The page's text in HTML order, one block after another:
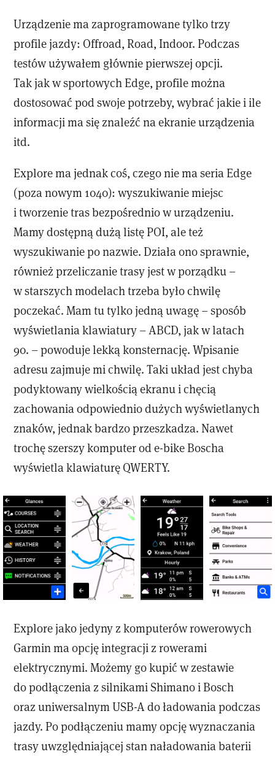
Urządzenie ma zaprogramowane tylko trzy
profile jazdy: Offroad, Road, Indoor. Podczas
testów używałem głównie pierwszej opcji.
Tak jak w sportowych Edge, profile można
dostosować pod swoje potrzeby, wybrać jakie i ile
informacji ma się znaleźć na ekranie urządzenia
itd.
Explore ma jednak coś, czego nie ma seria Edge
(poza nowym 1040): wyszukiwanie miejsc
i tworzenie tras bezpośrednio w urządzeniu.
Mamy dostępną dużą listę POI, ale też
wyszukiwanie po nazwie. Działa ono sprawnie,
również przeliczanie trasy jest w porządku –
w starszych modelach trzeba było chwilę
poczekać. Mam tu tylko jedną uwagę – sposób
wyświetlania klawiatury – ABCD, jak w latach
90. – powoduje lekką konsternację. Wpisanie
adresu zajmuje mi chwilę. Taki układ jest chyba
podyktowany wielkością ekranu i chęcią
zachowania odpowiednio dużych wyświetlanych
znaków, jednak bardzo przeszkadza. Nawet
trochę szerszy komputer od e-bike Boscha
wyświetla klawiaturę QWERTY.
Explore jako jedyny z komputerów rowerowych
Garmin ma opcję integracji z rowerami
elektrycznymi. Możemy go kupić w zestawie
do podłączenia z silnikami Shimano i Bosch
oraz uniwersalnym USB-A do ładowania podczas
jazdy. Po podłączeniu mamy opcję wyznaczania
trasy uwzględniającej stan naładowania baterii